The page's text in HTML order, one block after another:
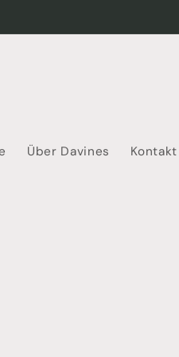
Über Davines Kontakt